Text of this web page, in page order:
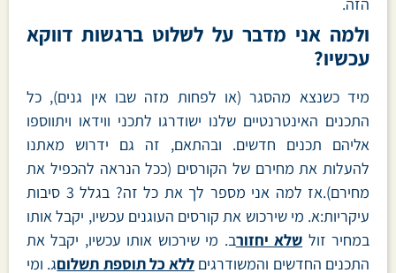
הזה.
ולמה אני מדבר על לשלוט ברגשות דווקא
עכשיו?
מיד כשנצא מהסגר (או לפחות מזה שבו אין גנים), כל
התכנים האינטרנטיים שלנו ישודרגו לתכני ווידאו ויתווספו
אליהם תכנים חדשים. ובהתאם, זה גם ידרוש מאתנו
להעלות את מחירם של הקורסים (ככל הנראה להכפיל את
מחירם).אז למה אני מספר לך את כל זה? בגלל 3 סיבות
עיקריות:א. מי שירכוש את קורסים העוגנים עכשיו, יקבל אותו
במחיר זול שלא יחזורב. מי שירכוש אותו עכשיו, יקבל את
התכנים החדשים והמשודרגים ללא כל תוספת תשלוםג. ומי